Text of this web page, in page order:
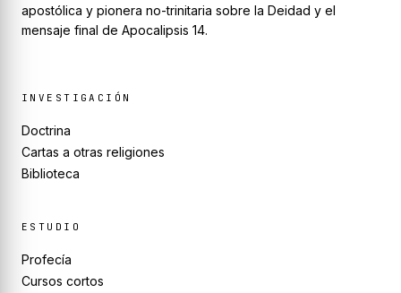
apostólica y pionera no-trinitaria sobre la Deidad y el
mensaje final de Apocalipsis 14.
INVESTIGACIÓN
Doctrina
Cartas a otras religiones
Biblioteca
ESTUDIO
Profecía
Cursos cortos